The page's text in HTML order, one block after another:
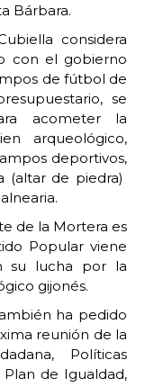
Bárbara.
considera
con el gobierno
de fútbol de
se
acometer la
arqueológico,
deportivos,
(altar de piedra)
de la Mortera es
Popular viene
su lucha por la
gijonés.
ha pedido
reunión de la
Políticas
de Igualdad,